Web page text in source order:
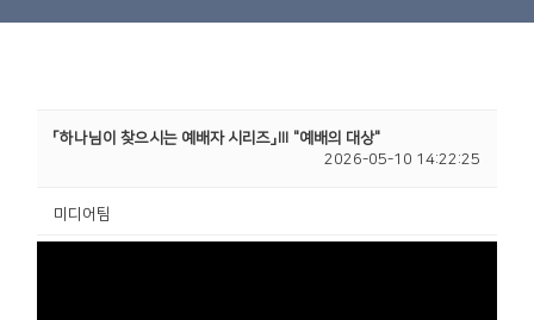
「하나님이 찾으시는 예배자 시리즈」Ⅲ "예배의 대상"
2026-05-10 14:22:25
미디어팀